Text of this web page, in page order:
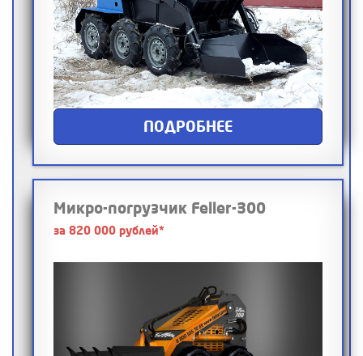
ПОДРОБНЕЕ
Микро-погрузчик Feller-300
за 820 000 рублей*